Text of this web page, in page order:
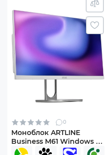
0
Моноблок ARTLINE
Business M61 Windows 11
Pro (M61v35Win)